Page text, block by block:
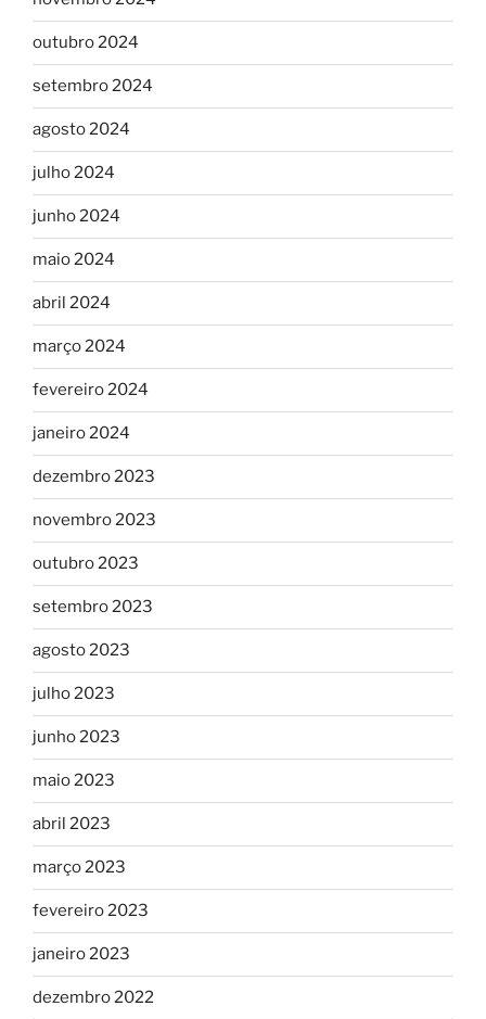
outubro 2024
setembro 2024
agosto 2024
julho 2024
junho 2024
maio 2024
abril 2024
março 2024
fevereiro 2024
janeiro 2024
dezembro 2023
novembro 2023
outubro 2023
setembro 2023
agosto 2023
julho 2023
junho 2023
maio 2023
abril 2023
março 2023
fevereiro 2023
janeiro 2023
dezembro 2022